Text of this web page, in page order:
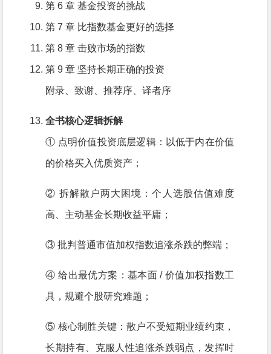
第 6 章 基金投资的挑战
第 7 章 比指数基金更好的选择
第 8 章 击败市场的指数
第 9 章 坚持长期正确的投资
附录、致谢、推荐序、译者序
全书核心逻辑拆解
① 点明价值投资底层逻辑：以低于内在价值
的价格买入优质资产；
② 拆解散户两大困境：个人选股估值难度
高、主动基金长期收益平庸；
③ 批判普通市值加权指数追涨杀跌的弊端；
④ 给出最优方案：基本面 / 价值加权指数工
具，规避个股研究难题；
⑤ 核心制胜关键：散户不受短期业绩约束，
长期持有、克服人性追涨杀跌弱点，发挥时